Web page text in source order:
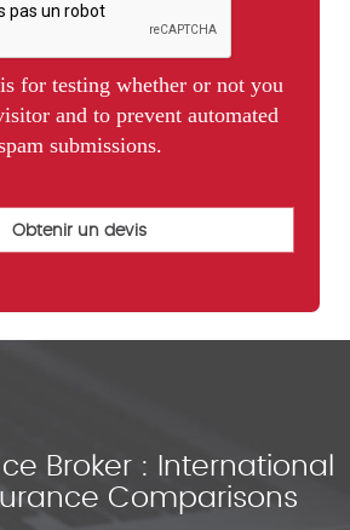
for testing whether or not you
and to prevent automated
submissions.
Broker : International
Comparisons